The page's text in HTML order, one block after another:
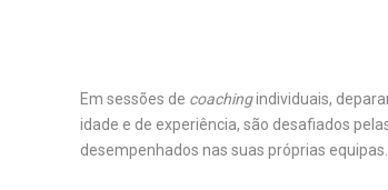
Em sessões de coachingindividuais,
idade e de experiência, são desafiados
desempenhados nas suas próprias